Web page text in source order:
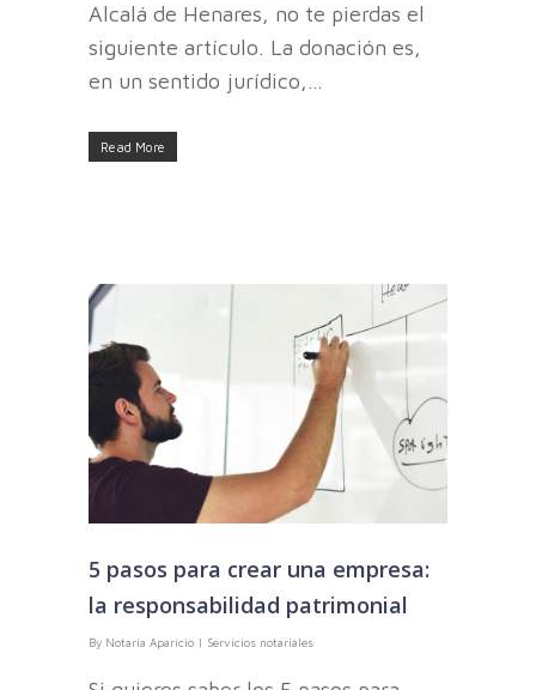
Alcalá de Henares, no te pierdas el
siguiente artículo. La donación es,
en un sentido jurídico,…
Read More
5 pasos para crear una empresa:
la responsabilidad patrimonial
By Notaría Aparicio | Servicios notariales